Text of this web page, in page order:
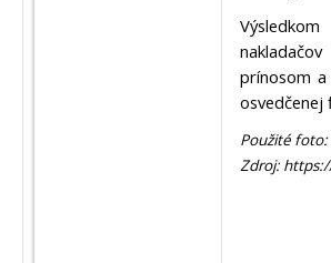
prínosom
osvedčenej
Použité foto:
Zdroj: